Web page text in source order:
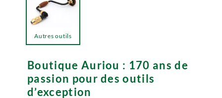
Boutique Auriou : 170 ans de
passion pour des outils
d’exception
Autres outils